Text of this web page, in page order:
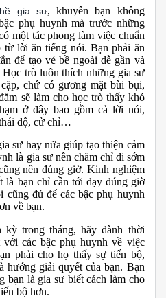
gia sư, khuyên bạn không
phụ huynh mà trước những
một tác phong làm việc chuẩn
từ lời ăn tiếng nói. Bạn phải ăn
để tạo vẻ bề ngoài dễ gần và
trò luôn thích những gia sư
chứ có gương mặt bùi bụi,
sẽ làm cho học trò thấy khó
ở đây bao gồm cả lời nói,
độ, cử chỉ…
sư hay nữa giúp tạo thiện cảm
là gia sư nên chăm chỉ đi sớm
nên đúng giờ. Kinh nghiệm
là bạn chỉ cần tới dạy đúng giờ
cũng đủ để các bậc phụ huynh
về bạn.
kỳ trong tháng, hãy dành thời
các bậc phụ huynh về việc
phải cho họ thấy sự tiến bộ,
hướng giải quyết của bạn. Bạn
bạn là gia sư biết cách làm cho
bộ hơn.